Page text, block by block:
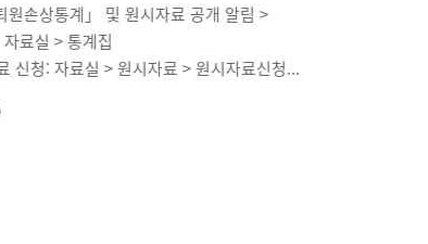
손상통계」 및 원시자료 공개 알림 >
실 > 통계집
청: 자료실 > 원시자료 > 원시자료신청...